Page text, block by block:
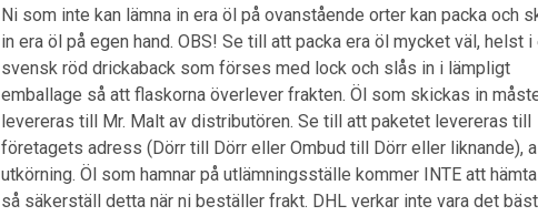
Ni som inte kan lämna in era öl på ovanstående orter kan packa och
in era öl på egen hand. OBS! Se till att packa era öl mycket väl, helst i
svensk röd drickaback som förses med lock och slås in i lämpligt
emballage så att flaskorna överlever frakten. Öl som skickas in
levereras till Mr. Malt av distributören. Se till att paketet levereras till
företagets adress (Dörr till Dörr eller Ombud till Dörr eller liknande),
utkörning. Öl som hamnar på utlämningsställe kommer INTE att
så säkerställ detta när ni beställer frakt. DHL verkar inte vara det